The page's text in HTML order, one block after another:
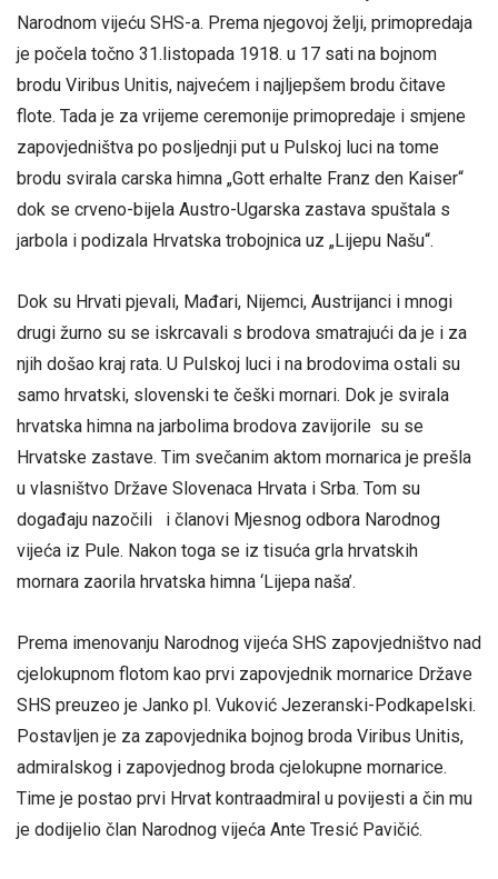
Narodnom vijeću SHS-a. Prema njegovoj želji, primopredaja
je počela točno 31.listopada 1918. u 17 sati na bojnom
brodu Viribus Unitis, najvećem i najljepšem brodu čitave
flote. Tada je za vrijeme ceremonije primopredaje i smjene
zapovjedništva po posljednji put u Pulskoj luci na tome
brodu svirala carska himna „Gott erhalte Franz den Kaiser“
dok se crveno-bijela Austro-Ugarska zastava spuštala s
jarbola i podizala Hrvatska trobojnica uz „Lijepu Našu“.
Dok su Hrvati pjevali, Mađari, Nijemci, Austrijanci i mnogi
drugi žurno su se iskrcavali s brodova smatrajući da je i za
njih došao kraj rata. U Pulskoj luci i na brodovima ostali su
samo hrvatski, slovenski te češki mornari. Dok je svirala
hrvatska himna na jarbolima brodova zavijorile su se
Hrvatske zastave. Tim svečanim aktom mornarica je prešla
u vlasništvo Države Slovenaca Hrvata i Srba. Tom su
događaju nazočili i članovi Mjesnog odbora Narodnog
vijeća iz Pule. Nakon toga se iz tisuća grla hrvatskih
mornara zaorila hrvatska himna ‘Lijepa naša’.
Prema imenovanju Narodnog vijeća SHS zapovjedništvo nad
cjelokupnom flotom kao prvi zapovjednik mornarice Države
SHS preuzeo je Janko pl. Vuković Jezeranski-Podkapelski.
Postavljen je za zapovjednika bojnog broda Viribus Unitis,
admiralskog i zapovjednog broda cjelokupne mornarice.
Time je postao prvi Hrvat kontraadmiral u povijesti a čin mu
je dodijelio član Narodnog vijeća Ante Tresić Pavičić.